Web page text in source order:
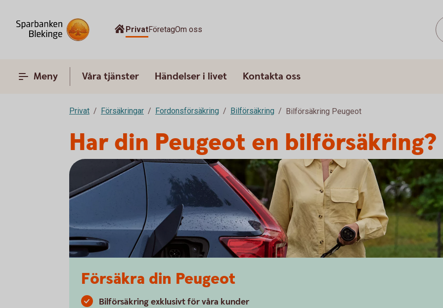
PrivatFöretagOm oss
Meny Våra tjänster Händelser i livet Kontakta oss
Privat Försäkringar Fordonsförsäkring Bilförsäkring Bilförsäkring Peugeot
Har din Peugeot en bilförsäkring?
Försäkra din Peugeot
Bilförsäkring exklusivt för våra kunder